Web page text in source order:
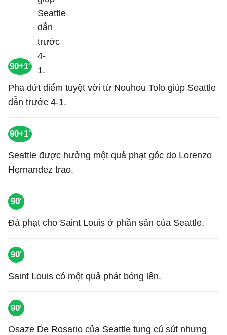
90+1'
Pha dứt điểm tuyệt vời từ Nouhou Tolo giúp Seattle
dẫn trước 4-1.
90+1'
Seattle được hưởng một quả phạt góc do Lorenzo
Hernandez trao.
90'
Đá phạt cho Saint Louis ở phần sân của Seattle.
90'
Saint Louis có một quả phát bóng lên.
90'
Osaze De Rosario của Seattle tung cú sút nhưng